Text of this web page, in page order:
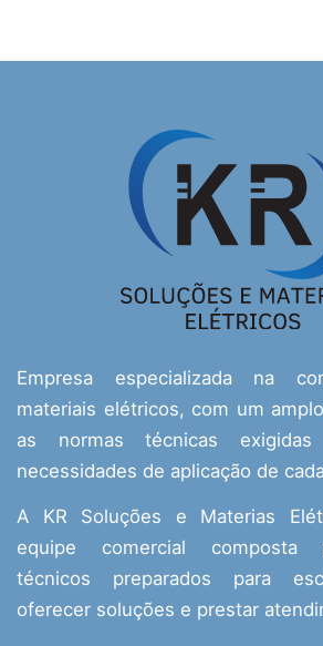
Empresa especializada na
materiais elétricos, com um
as normas técnicas
necessidades de aplicação de
A KR Soluções e Materias
equipe comercial composta
técnicos preparados para
oferecer soluções e prestar